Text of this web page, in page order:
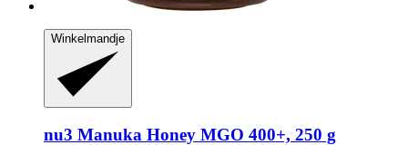
Winkelmandje
nu3 Manuka Honey MGO 400+, 250 g